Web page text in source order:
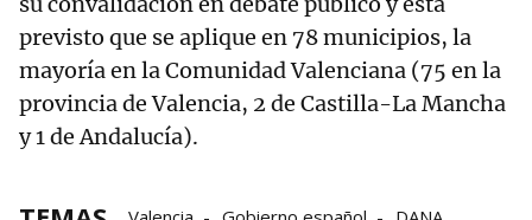
previsto que se aplique en 78 municipios, la
mayoría en la Comunidad Valenciana (75 en la
provincia de Valencia, 2 de Castilla-La Mancha
y 1 de Andalucía).